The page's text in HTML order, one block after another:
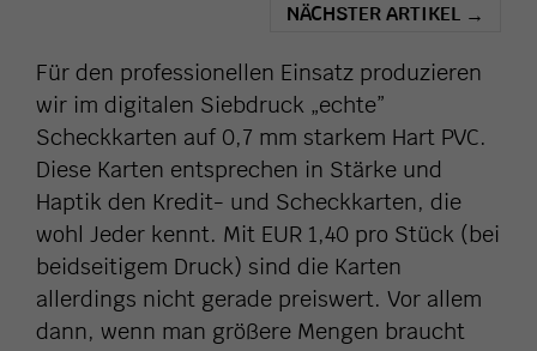
NÄCHSTER ARTIKEL →
Für den professionellen Einsatz produzieren
wir im digitalen Siebdruck „echte”
Scheckkarten auf 0,7 mm starkem Hart PVC.
Diese Karten entsprechen in Stärke und
Haptik den Kredit- und Scheckkarten, die
wohl Jeder kennt. Mit EUR 1,40 pro Stück (bei
beidseitigem Druck) sind die Karten
allerdings nicht gerade preiswert. Vor allem
dann, wenn man größere Mengen braucht